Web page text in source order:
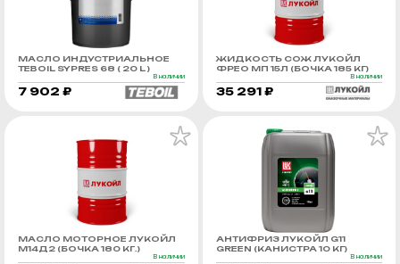
МАСЛО ИНДУСТРИАЛЬНОЕ
TEBOIL SYPRES 68 ( 20 L )
В наличии
7 902 ₽
ЖИДКОСТЬ СОЖ ЛУКОЙЛ
ФРЕО МП 15Л (БОЧКА 185 КГ)
В наличии
35 291 ₽
МАСЛО МОТОРНОЕ ЛУКОЙЛ
М14Д2 (БОЧКА 180 КГ.)
В наличии
АНТИФРИЗ ЛУКОЙЛ G11
GREEN (КАНИСТРА 10 КГ)
В наличии